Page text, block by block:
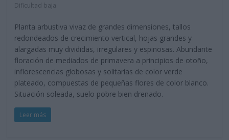
Dificultad baja
Planta arbustiva vivaz de grandes dimensiones, tallos
redondeados de crecimiento vertical, hojas grandes y
alargadas muy divididas, irregulares y espinosas. Abundante
floración de mediados de primavera a principios de otoño,
inflorescencias globosas y solitarias de color verde
plateado, compuestas de pequeñas flores de color blanco.
Situación soleada, suelo pobre bien drenado.
Leer más